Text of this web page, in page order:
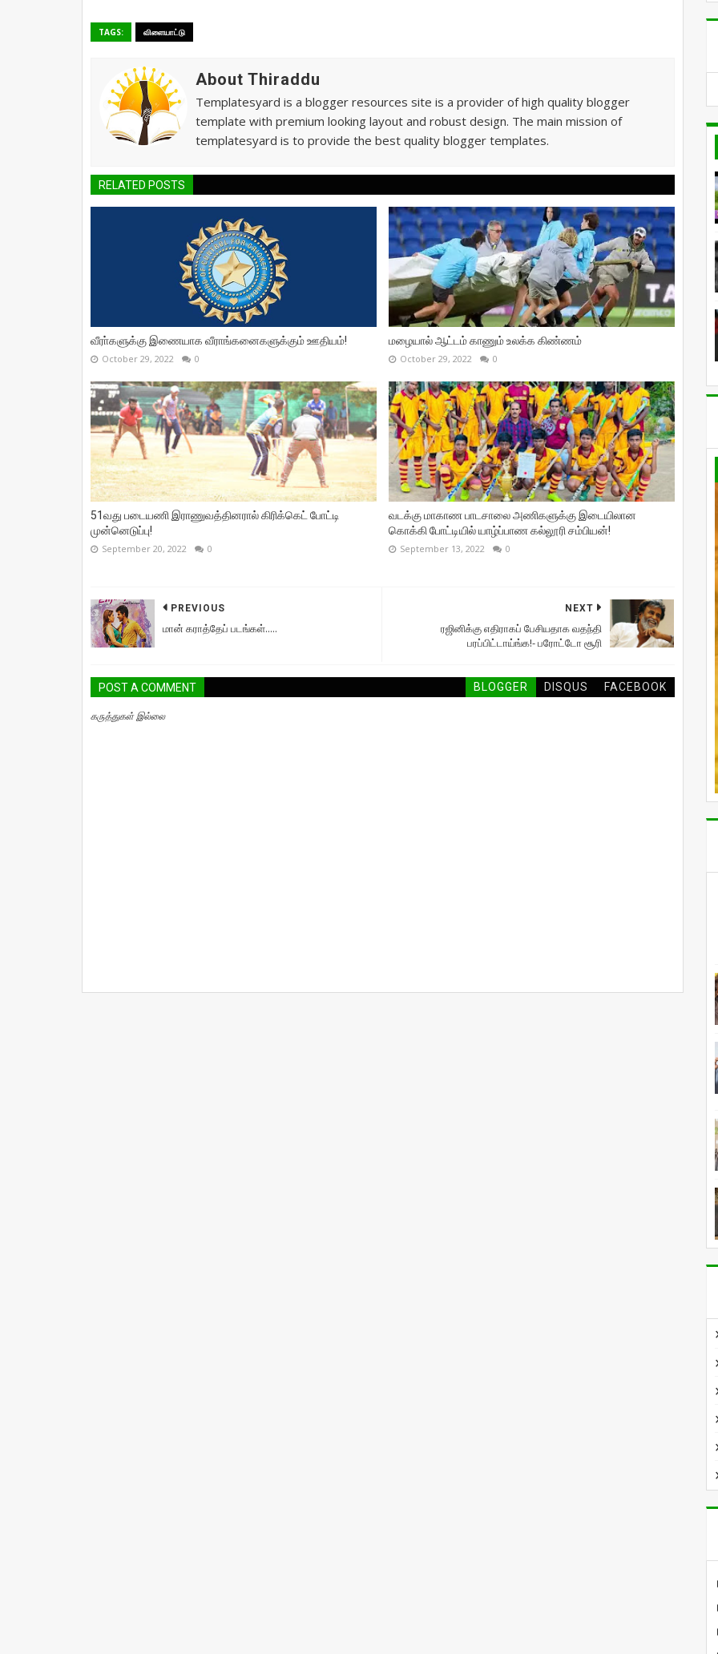
TAGS: விளையாட்டு
About Thiraddu
Templatesyard is a blogger resources site is a provider of high quality blogger
template with premium looking layout and robust design. The main mission of
templatesyard is to provide the best quality blogger templates.
RELATED POSTS
வீரா்களுக்கு இணையாக வீராங்கனைகளுக்கும் ஊதியம்!
October 29, 2022 0
மழையால் ஆட்டம் காணும் உலக்க கிண்ணம்
October 29, 2022 0
51வது படையணி இராணுவத்தினரால் கிரிக்கெட் போட்டி
முன்னெடுப்பு!
September 20, 2022 0
வடக்கு மாகாண பாடசாலை அணிகளுக்கு இடையிலான
கொக்கி போட்டியில் யாழ்ப்பாண கல்லூரி சம்பியன்!
September 13, 2022 0
NEXT
ரஜினிக்கு எதிராகப் பேசியதாக வதந்தி
பரப்பிட்டாய்ங்க!- பரோட்டோ சூரி
PREVIOUS
மான் கராத்தேப் படங்கள்.....
POST A COMMENT BLOGGER DISQUS FACEBOOK
கருத்துகள் இல்லை